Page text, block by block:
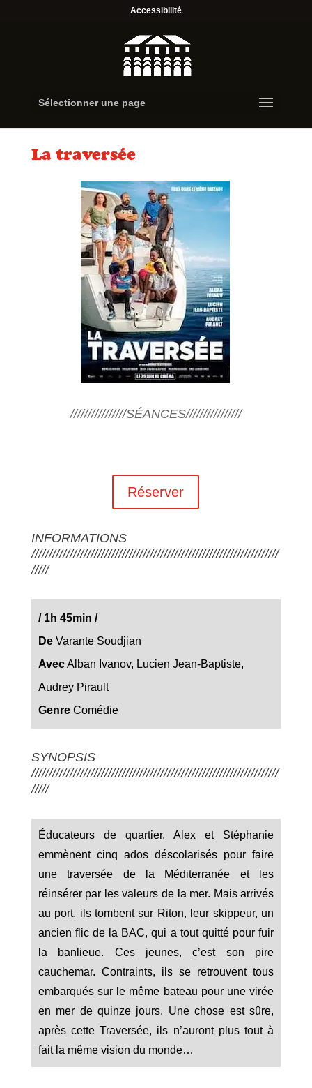
Accessibilité
Sélectionner une page
La traversée
////////////////SÉANCES////////////////
Réserver
INFORMATIONS
///////////////////////////////////////////////////////////////////////
/////
/1h 45min /
De Varante Soudjian
AvecAlban Ivanov, Lucien Jean-Baptiste,
Audrey Pirault
Genre Comédie
SYNOPSIS
///////////////////////////////////////////////////////////////////////
/////
Éducateurs de quartier, Alex et Stéphanie
emmènent cinq ados déscolarisés pour faire
une traversée de la Méditerranée et les
réinsérer par les valeurs de la mer. Mais arrivés
au port, ils tombent sur Riton, leur skippeur, un
ancien flic de la BAC, qui a tout quitté pour fuir
la banlieue. Ces jeunes, c’est son pire
cauchemar. Contraints, ils se retrouvent tous
embarqués sur le même bateau pour une virée
en mer de quinze jours. Une chose est sûre,
après cette Traversée, ils n’auront plus tout à
fait la même vision du monde…